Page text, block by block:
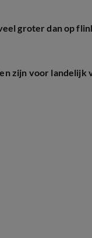
groter dan op
zijn voor